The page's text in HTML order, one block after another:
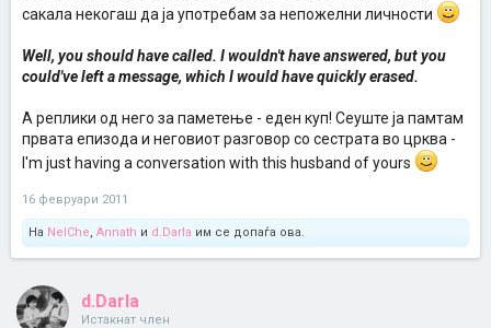
сакала некогаш да ја употребам за непожелни личности
Well, you should have called. I wouldn't have answered, but you
could've left a message, which I would have quickly erased.
А реплики од него за паметење - еден куп! Сеуште ја памтам
првата епизода и неговиот разговор со сестрата во црква -
I'm just having a conversation with this husband of yours
16 февруари 2011
На NelChe, Annath и d.Darla им се допаѓа ова.
d.Darla
Истакнат член